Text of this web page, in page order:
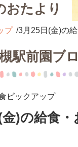
おたより
プ 3月25日(金)の
駅前園ブ
ピックアップ
)の給食・